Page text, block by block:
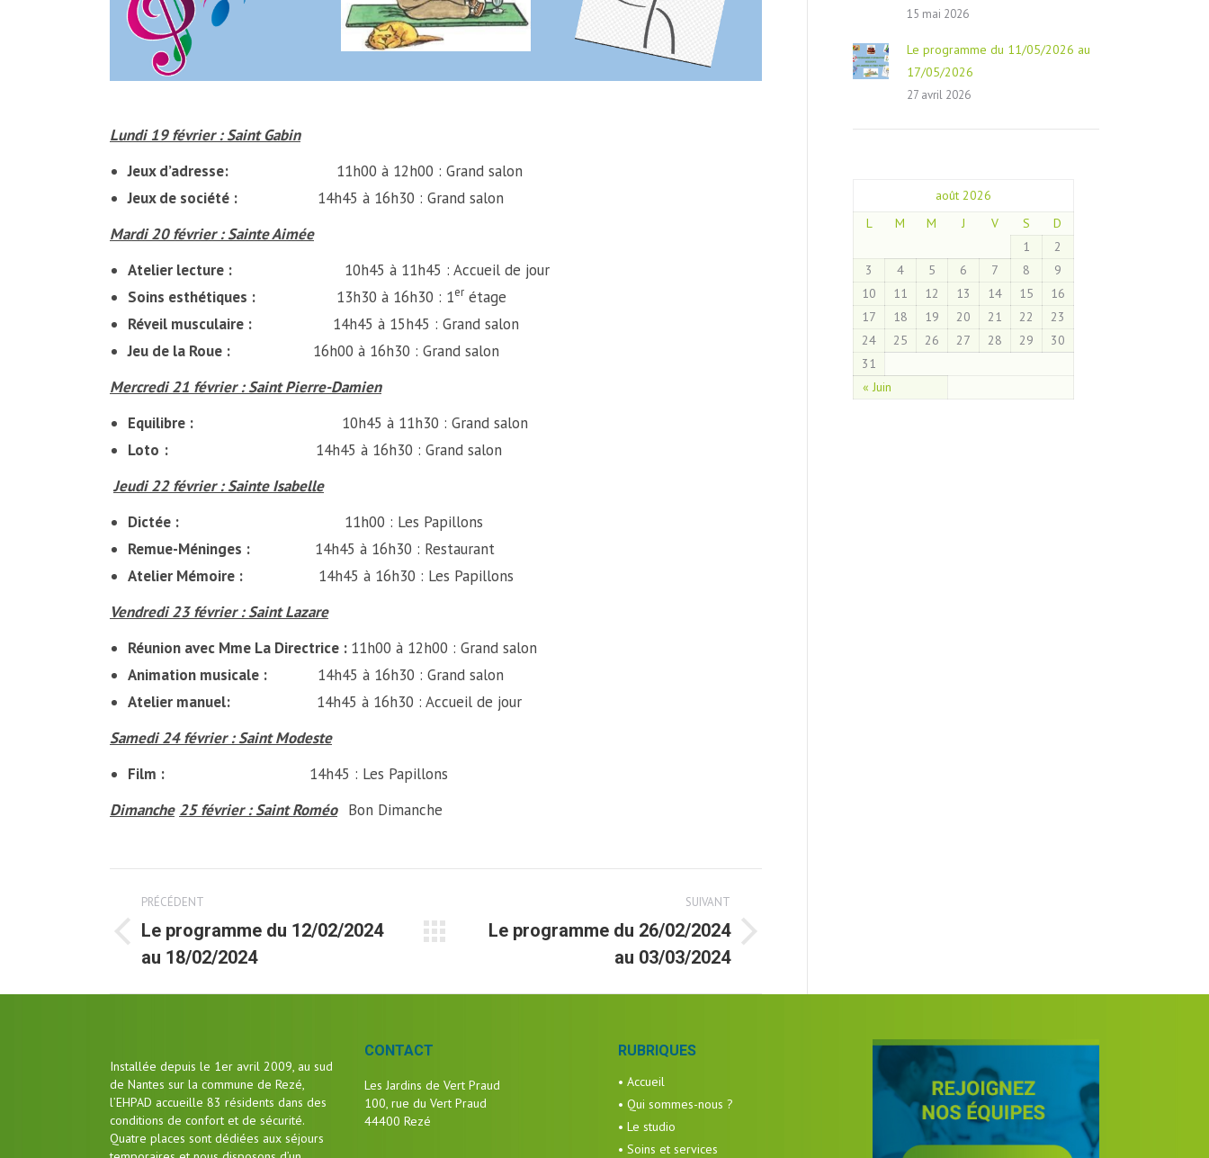
Lundi 19 février : Saint Gabin
Jeux d’adresse: 11h00 à 12h00 : Grand salon
Jeux de société :
14h45 à 16h30 : Grand salon
Mardi 20 février : Sainte Aimée
Atelier lecture : 10h45 à 11h45 : Accueil de jour
Soins esthétiques : 13h30 à 16h30 : 1er étage
Réveil musculaire : 14h45 à 15h45 : Grand salon
Jeu de la Roue : 16h00 à 16h30 : Grand salon
Mercredi 21 février : Saint Pierre-Damien
Equilibre : 10h45 à 11h30 : Grand salon
Loto : 14h45 à 16h30 : Grand salon
Jeudi 22 février : Sainte Isabelle
Dictée :
11h00 : Les Papillons
Remue-Méninges : 14h45 à 16h30 : Restaurant
Atelier Mémoire : 14h45 à 16h30 : Les Papillons
Vendredi 23 février : Saint Lazare
Réunion avec Mme La Directrice : 11h00 à 12h00 : Grand salon
Animation musicale : 14h45 à 16h30 : Grand salon
Atelier manuel: 14h45 à 16h30 : Accueil de jour
Samedi 24 février : Saint Modeste
Film :
14h45 : Les Papillons
Dimanche 25 février : Saint Roméo Bon Dimanche
Post
navigation
PRÉCÉDENT
Article
précédent
Le programme du 12/02/2024
au 18/02/2024
SUIVANT
Article
Le programme du 26/02/2024
au 03/03/2024
15 mai 2026
Le programme du 11/05/2026 au
17/05/2026
27 avril 2026
août 2026
L
M M J V S D
« Juin
1
2
3
4 5 6 7 8
9
10
11 12 13 14 15
16
17
18 19 20 21 22
23
24
25 26 27 28 29
30
31
Installée depuis le 1er avril 2009, au sud
de Nantes sur la commune de Rezé,
l’EHPAD accueille 83 résidents dans des
conditions de confort et de sécurité.
Quatre places sont dédiées aux séjours
CONTACT
Les Jardins de Vert Praud
100, rue du Vert Praud
44400 Rezé
RUBRIQUES
• Accueil
• Qui sommes-nous ?
• Le studio
• Soins et services